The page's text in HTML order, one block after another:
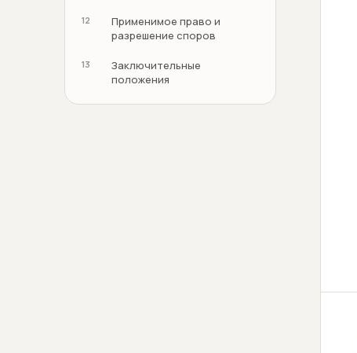
12
Применимое право и
разрешение споров
13
Заключительные
положения